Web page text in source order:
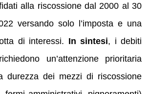
alla riscossione dal 2000 al 30
versando solo l’imposta e una
di interessi. In sintesi, i debiti
un’attenzione prioritaria
durezza dei mezzi di riscossione